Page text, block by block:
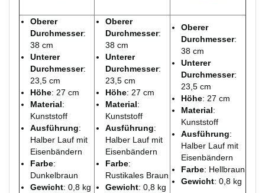
Oberer
Durchmesser:
38 cm
Unterer
Durchmesser:
23,5 cm
Höhe: 27 cm
Material:
Kunststoff
Ausführung:
Halber Lauf mit
Eisenbändern
Farbe:
Dunkelbraun
Gewicht: 0,8 kg
Oberer
Durchmesser:
38 cm
Unterer
Durchmesser:
23,5 cm
Höhe: 27 cm
Material:
Kunststoff
Ausführung:
Halber Lauf mit
Eisenbändern
Farbe:
Rustikales Braun
Gewicht: 0,8 kg
Oberer
Durchmesser:
38 cm
Unterer
Durchmesser:
23,5 cm
Höhe: 27 cm
Material:
Kunststoff
Ausführung:
Halber Lauf mit
Eisenbändern
Farbe: Hellbraun
Gewicht: 0,8 kg